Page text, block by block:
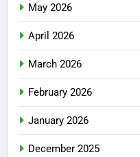
May 2026
April 2026
March 2026
February 2026
January 2026
December 2025